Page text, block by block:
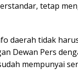
tetap
daerah tidak
Dewan Pers
mempunyai